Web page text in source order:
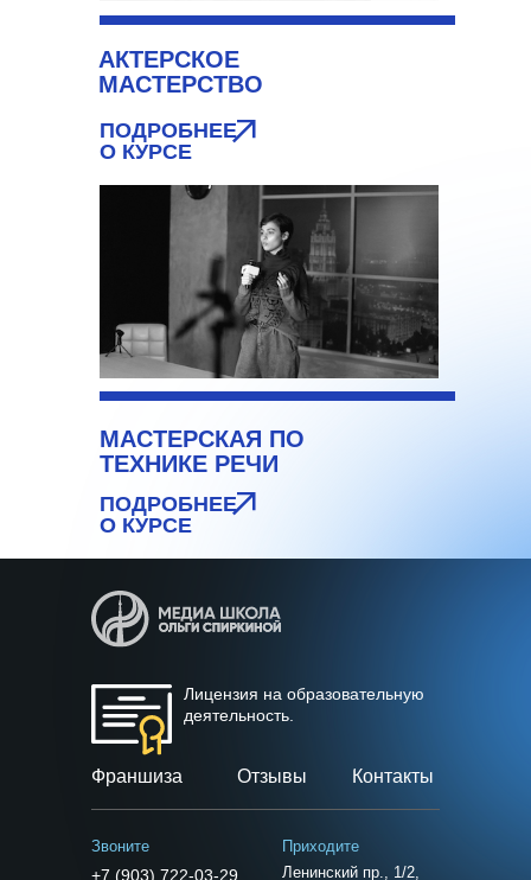
АКТЕРСКОЕ
МАСТЕРСТВО
МАСТЕРСКАЯ ПО
ТЕХНИКЕ РЕЧИ
ПОДРОБНЕЕ
О КУРСЕ
ПОДРОБНЕЕ
О КУРСЕ
Ленинский пр., 1/2,
Лицензия на образовательную
деятельность.
+7 (903) 722-03-29
Контакты
Отзывы
Франшиза
Звоните Приходите